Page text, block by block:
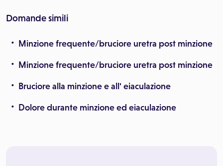
Domande simili
Minzione frequente/bruciore uretra post minzione
Minzione frequente/bruciore uretra post minzione
Bruciore alla minzione e all' eiaculazione
Dolore durante minzione ed eiaculazione